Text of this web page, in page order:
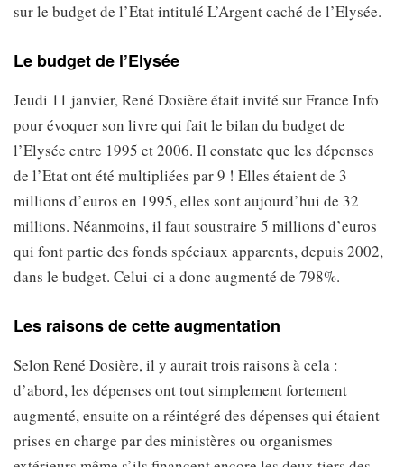
sur le budget de l’Etat intitulé L’Argent caché de l’Elysée.
Le budget de l’Elysée
Jeudi 11 janvier, René Dosière était invité sur France Info
pour évoquer son livre qui fait le bilan du budget de
l’Elysée entre 1995 et 2006. Il constate que les dépenses
de l’Etat ont été multipliées par 9 ! Elles étaient de 3
millions d’euros en 1995, elles sont aujourd’hui de 32
millions. Néanmoins, il faut soustraire 5 millions d’euros
qui font partie des fonds spéciaux apparents, depuis 2002,
dans le budget. Celui-ci a donc augmenté de 798%.
Les raisons de cette augmentation
Selon René Dosière, il y aurait trois raisons à cela :
d’abord, les dépenses ont tout simplement fortement
augmenté, ensuite on a réintégré des dépenses qui étaient
prises en charge par des ministères ou organismes